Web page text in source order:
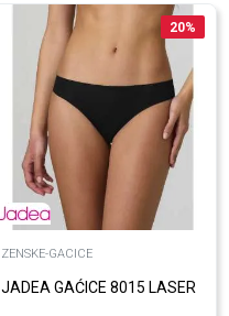
20%
ZENSKE-GACICE
JADEA GAĆICE 8015 LASER